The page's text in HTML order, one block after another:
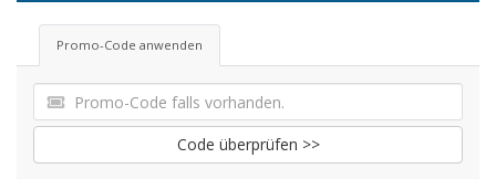
Promo-Code anwenden
Code überprüfen >>